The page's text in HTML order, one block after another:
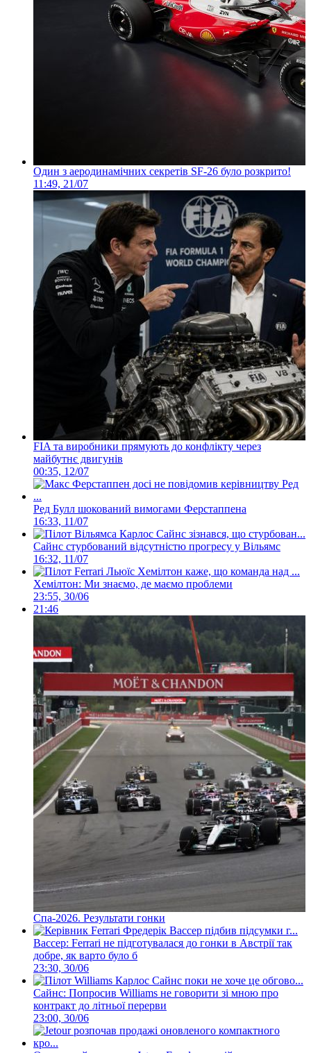
Один з аеродинамічних секретів SF-26 було розкрито!
11:49, 21/07
FIA та виробники прямують до конфлікту через
майбутнє двигунів
00:35, 12/07
Ред Булл шокований вимогами Ферстаппена
16:33, 11/07
Сайнс стурбований відсутністю прогресу у Вільямс
16:32, 11/07
Хемілтон: Ми знаємо, де маємо проблеми
23:55, 30/06
21:46
Спа-2026. Результати гонки
Вассер: Ferrari не підготувалася до гонки в Австрії так
добре, як варто було б
23:30, 30/06
Сайнс: Попросив Williams не говорити зі мною про
контракт до літньої перерви
23:00, 30/06